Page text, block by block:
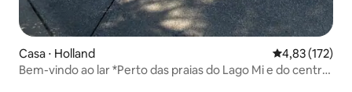
Casa ⋅ Holland 4,83 de uma
4,83 (172)
Bem-vindo ao lar *Perto das praias do Lago Mi e do centro